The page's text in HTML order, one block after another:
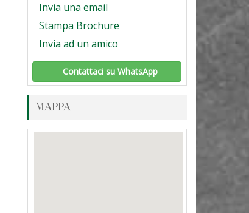
Invia una email
Stampa Brochure
Invia ad un amico
Contattaci su WhatsApp
MAPPA